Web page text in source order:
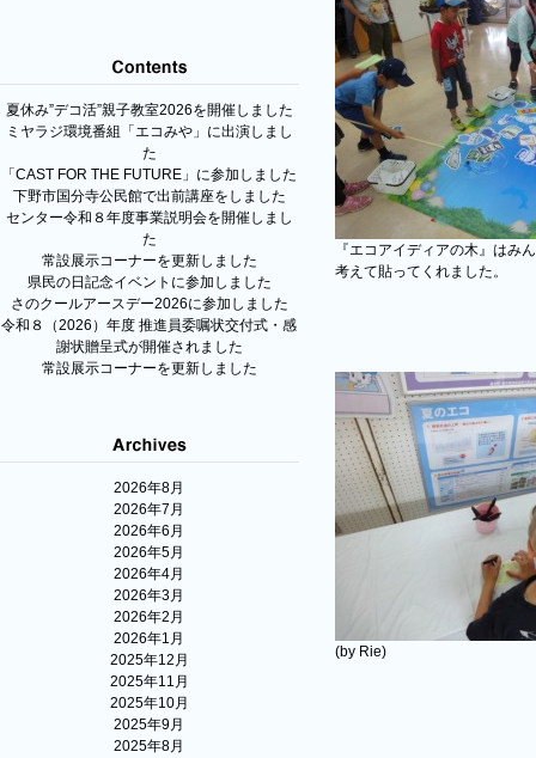
夏休み”デコ活”親子教室2026を開催しました
ミヤラジ環境番組「エコみや」に出演しまし
た
「CAST FOR THE FUTURE」に参加しました
下野市国分寺公民館で出前講座をしました
センター令和８年度事業説明会を開催しまし
た
常設展示コーナーを更新しました
県民の日記念イベントに参加しました
さのクールアースデー2026に参加しました
令和８（2026）年度 推進員委嘱状交付式・感
謝状贈呈式が開催されました
常設展示コーナーを更新しました
2026年8月
2026年7月
2026年6月
2026年5月
2026年4月
2026年3月
2026年2月
2026年1月
2025年12月
2025年11月
2025年10月
2025年9月
2025年8月
『エコアイディアの木』はみ
考えて貼ってくれました。
(by Rie)